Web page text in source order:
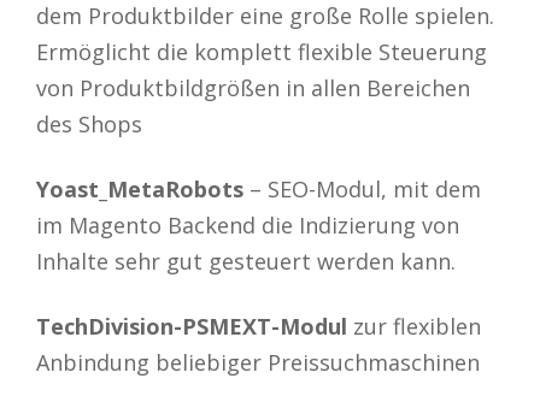
dem Produktbilder eine große Rolle spielen.
Ermöglicht die komplett flexible Steuerung
von Produktbildgrößen in allen Bereichen
des Shops
Yoast_MetaRobots – SEO-Modul, mit dem
im Magento Backend die Indizierung von
Inhalte sehr gut gesteuert werden kann.
TechDivision-PSMEXT-Modul zur flexiblen
Anbindung beliebiger Preissuchmaschinen